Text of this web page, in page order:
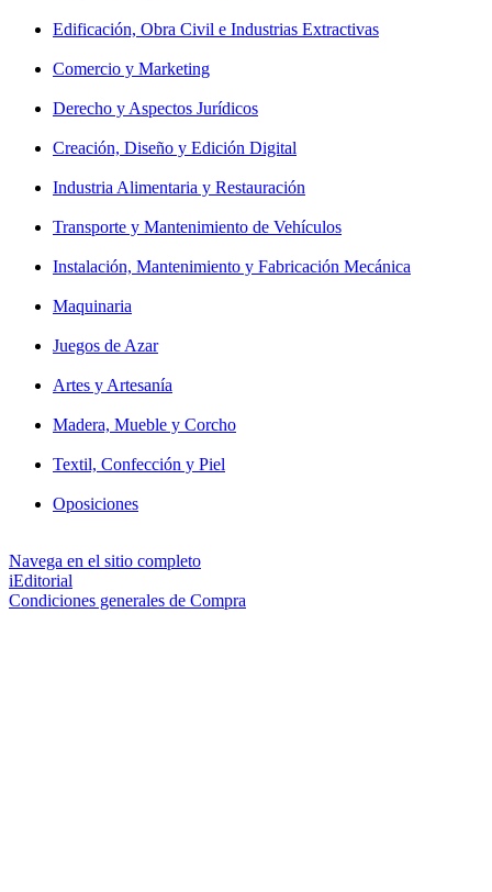
Edificación, Obra Civil e Industrias Extractivas
Comercio y Marketing
Derecho y Aspectos Jurídicos
Creación, Diseño y Edición Digital
Industria Alimentaria y Restauración
Transporte y Mantenimiento de Vehículos
Instalación, Mantenimiento y Fabricación Mecánica
Maquinaria
Juegos de Azar
Artes y Artesanía
Madera, Mueble y Corcho
Textil, Confección y Piel
Oposiciones
Navega en el sitio completo
iEditorial
Condiciones generales de Compra